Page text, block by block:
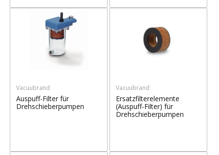
Vacuubrand
Auspuff-Filter für
Drehschieberpumpen
Vacuubrand
Ersatzfilterelemente
(Auspuff-Filter) für
Drehschieberpumpen